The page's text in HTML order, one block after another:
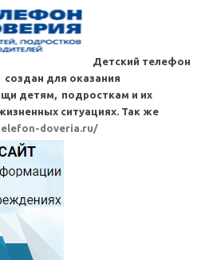
Детский телефон
создан для оказания
детям, подросткам и их
ситуациях. Так же
doveria.ru/